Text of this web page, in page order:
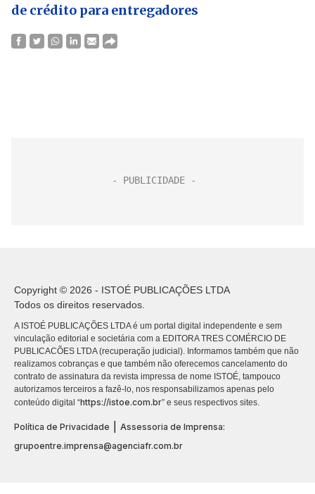
de crédito para entregadores
Copyright © 2026 - ISTOÉ PUBLICAÇÕES LTDA
Todos os direitos reservados.
A ISTOÉ PUBLICAÇÕES LTDA é um portal digital independente e sem
vinculação editorial e societária com a EDITORA TRES COMÉRCIO DE
PUBLICACÕES LTDA (recuperação judicial). Informamos também que não
realizamos cobranças e que também não oferecemos cancelamento do
contrato de assinatura da revista impressa de nome ISTOÉ, tampouco
autorizamos terceiros a fazê-lo, nos responsabilizamos apenas pelo
conteúdo digital “https://istoe.com.br” e seus respectivos sites.
Política de Privacidade
Assessoria de Imprensa:
grupoentre.imprensa@agenciafr.com.br